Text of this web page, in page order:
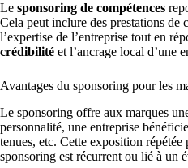
Le sponsoring de compétences
Cela peut inclure des prestations
l’expertise de l’entreprise tout en
crédibilité et l’ancrage local d’une
Avantages du sponsoring pour les
Le sponsoring offre aux marques
personnalité, une entreprise
tenues, etc. Cette exposition répétée
sponsoring est récurrent ou lié à un